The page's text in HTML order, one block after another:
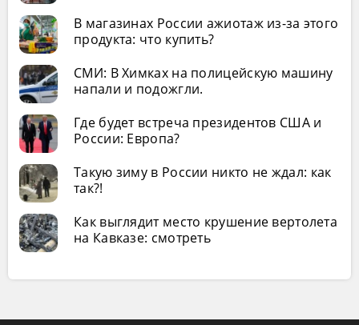
В магазинах России ажиотаж из-за этого
продукта: что купить?
СМИ: В Химках на полицейскую машину
напали и подожгли.
Где будет встреча президентов США и
России: Европа?
Такую зиму в России никто не ждал: как
так?!
Как выглядит место крушение вертолета
на Кавказе: смотреть